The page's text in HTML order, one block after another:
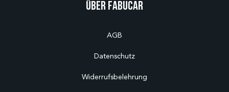
Über Fabucar
AGB
Datenschutz
Widerrufsbelehrung